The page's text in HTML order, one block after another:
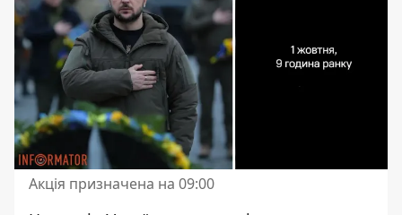
Акція призначена на 09:00